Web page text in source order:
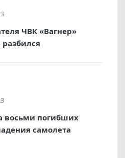
ЧВК «Вагнер»
восьми погибших
самолета